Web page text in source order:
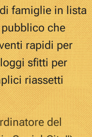
famiglie in lista
che
rapidi per
sfitti per
riassetti
del